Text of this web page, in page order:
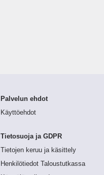
Palvelun ehdot
Käyttöehdot
Tietosuoja ja GDPR
Tietojen keruu ja käsittely
Henkilötiedot Taloustutkassa